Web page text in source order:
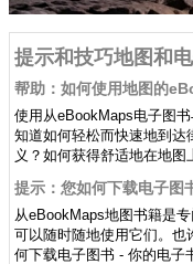
提示和技巧地图和
帮助：如何使用地图的
使用从eBookMaps电子图
知道如何轻松而快速地到
义？如何获得舒适地在地图
提示：您如何下载电子图
从eBookMaps地图书籍是
可以随时随地使用它们。也
何下载电子图书 - 你的电子